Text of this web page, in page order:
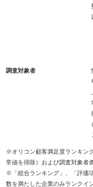
調査対象者
※オリコン顧客満足度ランキン
常値を排除）および調査対象者
※「総合ランキング」、「評価
数を満たした企業のみランクイ